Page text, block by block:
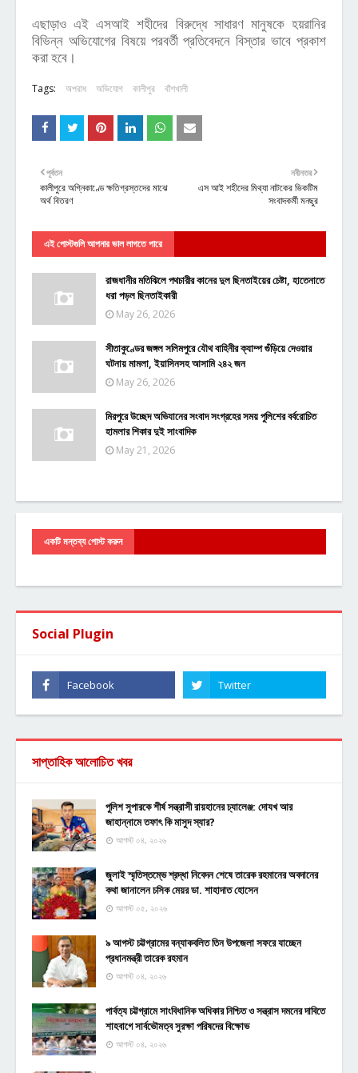
এছাড়াও এই এসআই শহীদের বিরুদ্ধে সাধারণ মানুষকে হয়রানির
বিভিন্ন অভিযোগের বিষয়ে পরবর্তী প্রতিবেদনে বিস্তার ভাবে প্রকাশ
করা হবে।
Tags: অপরাধ অভিযোগ কালীপুর বাঁশখালী
নবীনতর
এস আই শহীদের মিথ্যা নাটকের ভিকটিম
সংবাদকর্মী মনছুর
পূর্বতন
কালীপুরে অগ্নিকাণ্ডে ক্ষতিগ্রস্তদের মাঝে
অর্থ বিতরণ
এই পোস্টগুলি আপনার ভাল লাগতে পারে
রাজধানীর মতিঝিলে পথচারীর কানের দুল ছিনতাইয়ের চেষ্টা, হাতেনাতে
ধরা পড়ল ছিনতাইকারী
May 26, 2026
সীতাকুণ্ডের জঙ্গল সলিমপুরে যৌথ বাহিনীর ক্যাম্প গুঁড়িয়ে দেওয়ার
ঘটনায় মামলা, ইয়াসিনসহ আসামি ২৪২ জন
May 26, 2026
মিরপুরে উচ্ছেদ অভিযানের সংবাদ সংগ্রহের সময় পুলিশের বর্বরোচিত
হামলার শিকার দুই সাংবাদিক
May 21, 2026
একটি মন্তব্য পোস্ট করুন
Social Plugin
সাপ্তাহিক আলোচিত খবর
পুলিশ সুপারকে শীর্ষ সন্ত্রাসী রায়হানের চ্যালেঞ্জ: দোযখ আর
জাহান্নামে তফাৎ কি মাসুদ স্যার?
আগস্ট ০৪, ২০২৬
জুলাই স্মৃতিস্তম্ভে শ্রদ্ধা নিবেদন শেষে তারেক রহমানের অবদানের
কথা জানালেন চসিক মেয়র ডা. শাহাদাত হোসেন
আগস্ট ০৫, ২০২৬
৯ আগস্ট চট্টগ্রামের বন্যাকবলিত তিন উপজেলা সফরে যাচ্ছেন
প্রধানমন্ত্রী তারেক রহমান
আগস্ট ০৪, ২০২৬
পার্বত্য চট্টগ্রামে সাংবিধানিক অধিকার নিশ্চিত ও সন্ত্রাস দমনের দাবিতে
শাহবাগে সার্বভৌমত্ব সুরক্ষা পরিষদের বিক্ষোভ
আগস্ট ০৪, ২০২৬